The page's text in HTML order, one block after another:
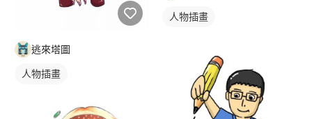
逃來塔圖
人物插畫
人物插畫